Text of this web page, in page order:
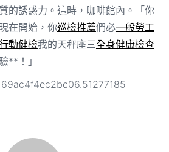
的誘惑力。這時，咖啡館內。「你
在開始，你巡檢推薦們必一般勞工
動健檢我的天秤座三全身健康檢查
**！」